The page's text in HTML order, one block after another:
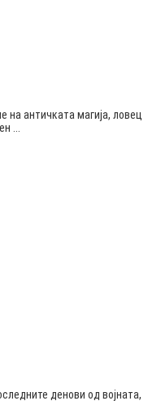
на античката магија, ловец
...
денови од војната,